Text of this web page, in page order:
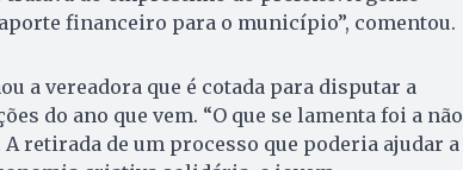
financeiro para o município”, comentou.
a vereadora que é cotada para disputar a
do ano que vem. “O que se lamenta foi a não
retirada de um processo que poderia ajudar a